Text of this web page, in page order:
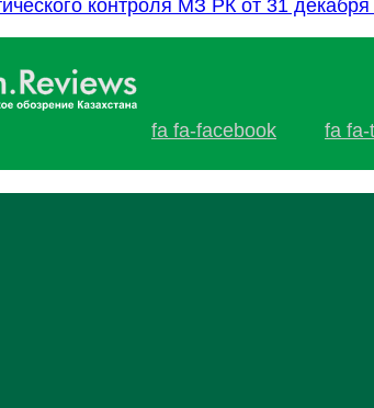
контроля МЗ РК от 31
fa fa-facebook fa